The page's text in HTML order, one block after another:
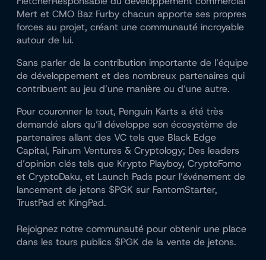
Mert et CMO Baz Furby chacun apporte ses propres
forces au projet, créant une communauté incroyable
autour de lui.
Sans parler de la contribution importante de l’équipe
de développement et des nombreux partenaires qui
contribuent au jeu d’une manière ou d’une autre.
Pour couronner le tout, Penguin Karts a été très
demandé alors qu’il développe son écosystème de
partenaires allant des VC tels que Black Edge
Capital, Fairum Ventures & Cryptology; Des leaders
d’opinion clés tels que Krypto Playboy, CryptoFomo
et CryptoDaku, et Launch Pads pour l’événement de
lancement de jetons $PGK sur FantomStarter,
TrustPad et KingPad.
Rejoignez notre communauté pour obtenir une place
dans les tours publics $PGK de la vente de jetons.